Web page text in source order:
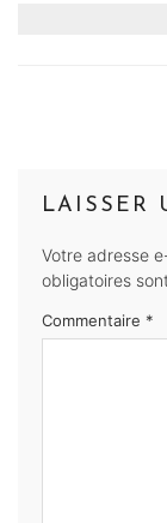
LAISSER
Votre adresse
obligatoires
Commentaire *